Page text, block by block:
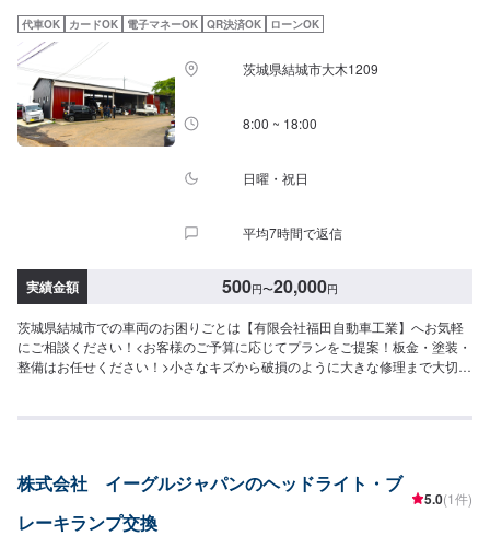
さい。駐車スペースは事務所前の空いているスペースに駐車してください。
受付はスタッフへ「メンテモで予約しました」とお伝えください。ご案内い
たします。【定休日・営業時間】定休日：日曜日、祝日営業時間：
8:30~17:30
代車OK カードOK 電子マネーOK QR決済OK ローンOK
茨城県結城市大木1209
8:00 ~ 18:00
日曜・祝日
平均7時間で返信
実績金額 500円〜20,000円
茨城県結城市での車両のお困りごとは【有限会社福田自動車工業】へお気軽
にご相談ください！<お客様のご予算に応じてプランをご提案！板金・塗装・
整備はお任せください！>小さなキズから破損のように大きな修理まで大切な
きし、最適な施工方法をご提案しますので、お気軽にお問い合わせ下さい。
～2日程度で納車となります。(要相談)納期は前後する場合がございます。予
めご了承ください。-----代車について-----代車をご用意しています。お車の作
業中は代車をご利用ください。※代車の燃料代はお客様にご負担いただいてお
株式会社 イーグルジャパンのヘッドライト・ブ
レーキランプ交換
5.0(1件)